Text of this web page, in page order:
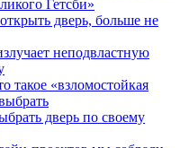
Гетсби»
дверь, больше не
неподвластную
такое «взломостойкая
дверь по своему